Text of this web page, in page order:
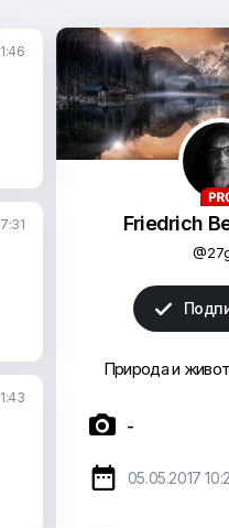
Friedrich

Природа и
 -
 05.05.2017